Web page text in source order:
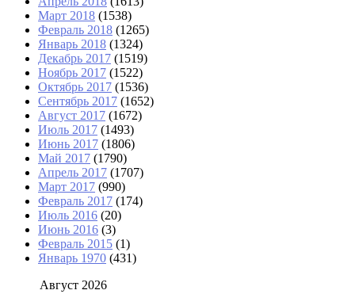
Март 2018 (1538)
Февраль 2018 (1265)
Январь 2018 (1324)
Декабрь 2017 (1519)
Ноябрь 2017 (1522)
Октябрь 2017 (1536)
Сентябрь 2017 (1652)
Август 2017 (1672)
Июль 2017 (1493)
Июнь 2017 (1806)
Май 2017 (1790)
Апрель 2017 (1707)
Март 2017 (990)
Февраль 2017 (174)
Июль 2016 (20)
Июнь 2016 (3)
Февраль 2015 (1)
Январь 1970 (431)
Август 2026